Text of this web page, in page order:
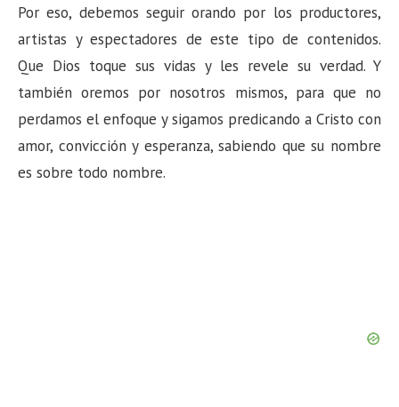
Por eso, debemos seguir orando por los productores,
artistas y espectadores de este tipo de contenidos.
Que Dios toque sus vidas y les revele su verdad. Y
también oremos por nosotros mismos, para que no
perdamos el enfoque y sigamos predicando a Cristo con
amor, convicción y esperanza, sabiendo que su nombre
es sobre todo nombre.